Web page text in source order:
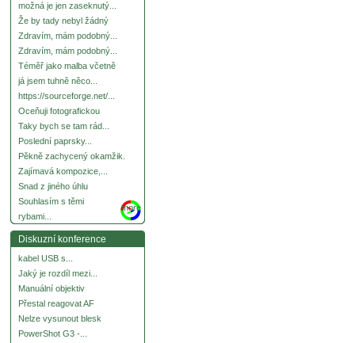
možná je jen zaseknutý...
Že by tady nebyl žádný
Zdravím, mám podobný...
Zdravím, mám podobný...
Téměř jako malba včetně
já jsem tuhně něco...
https://sourceforge.net/...
Oceňuji fotografickou
Taky bych se tam rád...
Poslední paprsky...
Pěkně zachycený okamžik.
Zajímavá kompozice,...
Snad z jiného úhlu
Souhlasím s těmi
rybami...
more
Diskuzní konference
kabel USB s...
Jaký je rozdíl mezi...
Manuální objektiv
Přestal reagovat AF
Nelze vysunout blesk
PowerShot G3 -...